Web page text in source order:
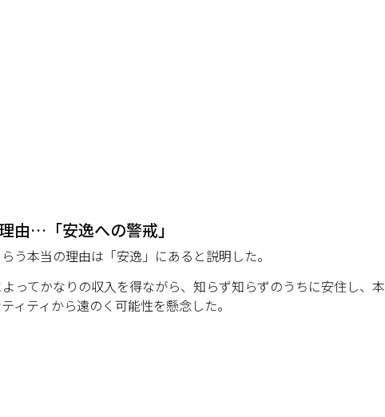
由…「安逸への警戒」
う本当の理由は「安逸」にあると説明した。
ってかなりの収入を得ながら、知らず知らずのうちに安住し、本
ィティから遠のく可能性を懸念した。